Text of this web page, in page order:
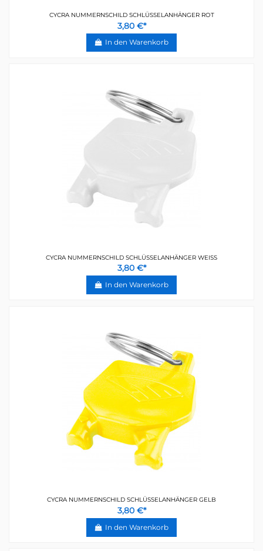
CYCRA NUMMERNSCHILD SCHLÜSSELANHÄNGER ROT
3,80 €*
In den Warenkorb
CYCRA NUMMERNSCHILD SCHLÜSSELANHÄNGER WEISS
3,80 €*
In den Warenkorb
CYCRA NUMMERNSCHILD SCHLÜSSELANHÄNGER GELB
3,80 €*
In den Warenkorb